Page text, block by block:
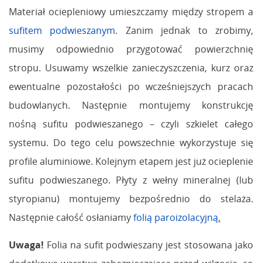
Materiał ociepleniowy umieszczamy między stropem a
sufitem podwieszanym. Zanim jednak to zrobimy,
musimy odpowiednio przygotować powierzchnię
stropu. Usuwamy wszelkie zanieczyszczenia, kurz oraz
ewentualne pozostałości po wcześniejszych pracach
budowlanych. Następnie montujemy konstrukcję
nośną sufitu podwieszanego – czyli szkielet całego
systemu. Do tego celu powszechnie wykorzystuje się
profile aluminiowe. Kolejnym etapem jest już ocieplenie
sufitu podwieszanego. Płyty z wełny mineralnej (lub
styropianu) montujemy bezpośrednio do stelaża.
Następnie całość osłaniamyfolią paroizolacyjną.
Uwaga! Folia na sufit podwieszany jest stosowana jako